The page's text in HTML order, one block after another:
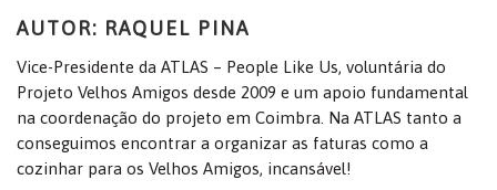
AUTOR: RAQUEL PINA
Vice-Presidente da ATLAS – People Like Us, voluntária do
Projeto Velhos Amigos desde 2009 e um apoio fundamental
na coordenação do projeto em Coimbra. Na ATLAS tanto a
conseguimos encontrar a organizar as faturas como a
cozinhar para os Velhos Amigos, incansável!